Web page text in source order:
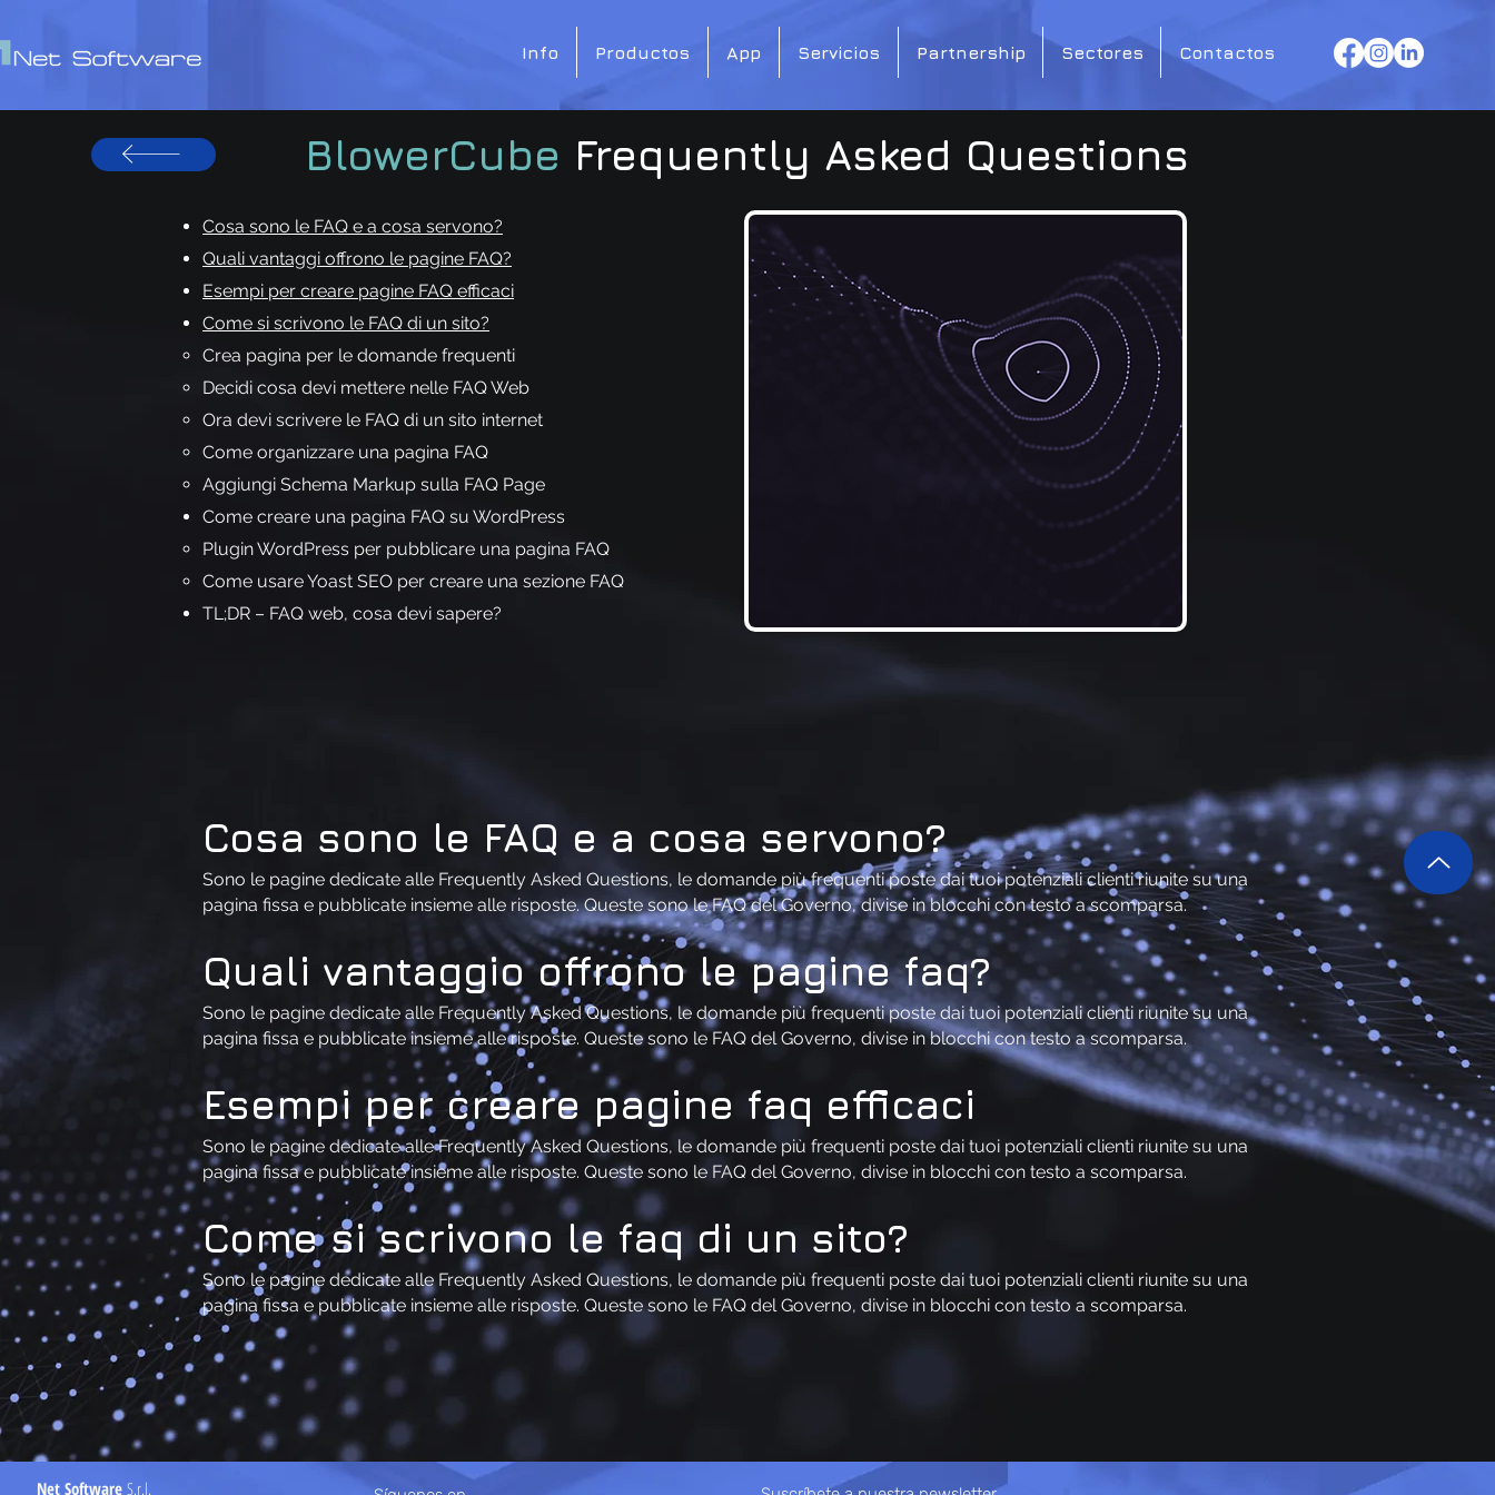
Info Productos App Servicios Partnership Sectores Contactos
BlowerCube Frequently Asked Questions
Cosa sono le FAQ e a cosa servono?
Quali vantaggi offrono le pagine FAQ?
Esempi per creare pagine FAQ efficaci
Come si scrivono le FAQ di un sito?
Crea pagina per le domande frequenti
Decidi cosa devi mettere nelle FAQ Web
Ora devi scrivere le FAQ di un sito internet
Come organizzare una pagina FAQ
Aggiungi Schema Markup sulla FAQ Page
Come creare una pagina FAQ su WordPress
Plugin WordPress per pubblicare una pagina FAQ
Come usare Yoast SEO per creare una sezione FAQ
TL;DR – FAQ web, cosa devi sapere?
Cosa sono le FAQ e a cosa servono?
Sono le pagine dedicate alle Frequently Asked Questions, le domande più frequenti poste dai tuoi potenziali clienti riunite su una
pagina fissa e pubblicate insieme alle risposte. Queste sono le FAQ del Governo, divise in blocchi con testo a scomparsa.
Quali vantaggio offrono le pagine faq?
Sono le pagine dedicate alle Frequently Asked Questions, le domande più frequenti poste dai tuoi potenziali clienti riunite su una
pagina fissa e pubblicate insieme alle risposte. Queste sono le FAQ del Governo, divise in blocchi con testo a scomparsa.
Esempi per creare pagine faq efficaci
Sono le pagine dedicate alle Frequently Asked Questions, le domande più frequenti poste dai tuoi potenziali clienti riunite su una
pagina fissa e pubblicate insieme alle risposte. Queste sono le FAQ del Governo, divise in blocchi con testo a scomparsa.
Come si scrivono le faq di un sito?
Sono le pagine dedicate alle Frequently Asked Questions, le domande più frequenti poste dai tuoi potenziali clienti riunite su una
pagina fissa e pubblicate insieme alle risposte. Queste sono le FAQ del Governo, divise in blocchi con testo a scomparsa.
Net Software S.r.l.